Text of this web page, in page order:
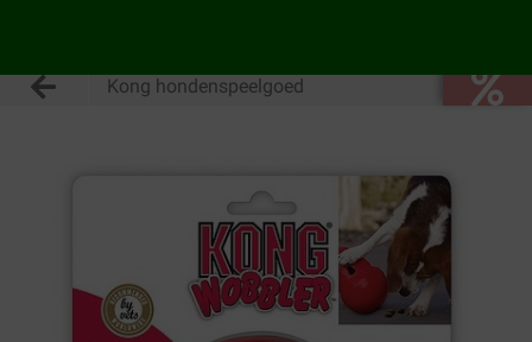
Kong hondenspeelgoed